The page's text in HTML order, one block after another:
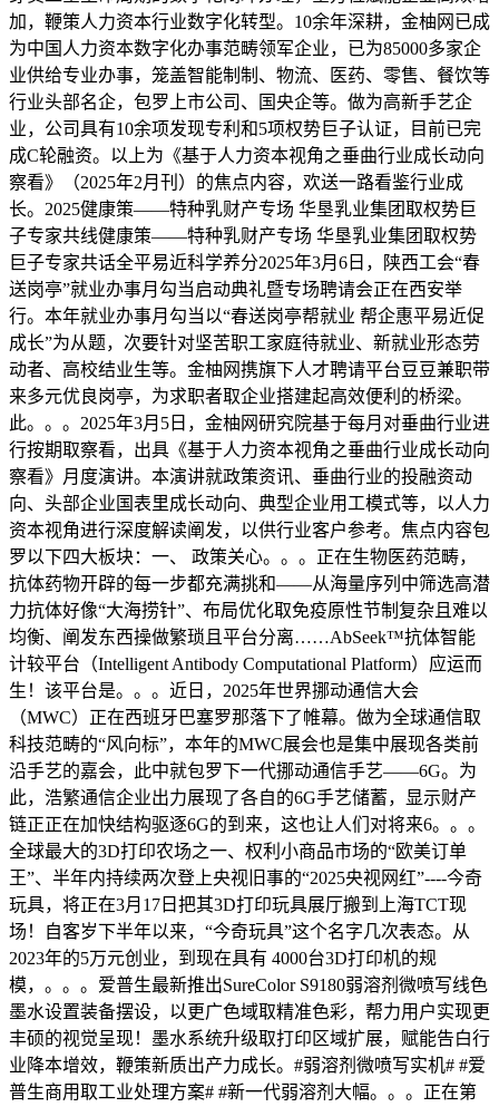
加，鞭策人力资本行业数字化转型。10余年深耕，金柚网已成
为中国人力资本数字化办事范畴领军企业，已为85000多家企
业供给专业办事，笼盖智能制制、物流、医药、零售、餐饮等
行业头部名企，包罗上市公司、国央企等。做为高新手艺企
业，公司具有10余项发现专利和5项权势巨子认证，目前已完
成C轮融资。以上为《基于人力资本视角之垂曲行业成长动向
察看》（2025年2月刊）的焦点内容，欢送一路看鉴行业成
长。2025健康策——特种乳财产专场 华垦乳业集团取权势巨
子专家共线健康策——特种乳财产专场 华垦乳业集团取权势
巨子专家共话全平易近科学养分2025年3月6日，陕西工会“春
送岗亭”就业办事月勾当启动典礼暨专场聘请会正在西安举
行。本年就业办事月勾当以“春送岗亭帮就业 帮企惠平易近促
成长”为从题，次要针对坚苦职工家庭待就业、新就业形态劳
动者、高校结业生等。金柚网携旗下人才聘请平台豆豆兼职带
来多元优良岗亭，为求职者取企业搭建起高效便利的桥梁。
此。。。2025年3月5日，金柚网研究院基于每月对垂曲行业进
行按期取察看，出具《基于人力资本视角之垂曲行业成长动向
察看》月度演讲。本演讲就政策资讯、垂曲行业的投融资动
向、头部企业国表里成长动向、典型企业用工模式等，以人力
资本视角进行深度解读阐发，以供行业客户参考。焦点内容包
罗以下四大板块：一、 政策关心。。。正在生物医药范畴，
抗体药物开辟的每一步都充满挑和——从海量序列中筛选高潜
力抗体好像“大海捞针”、布局优化取免疫原性节制复杂且难以
均衡、阐发东西操做繁琐且平台分离……AbSeek™抗体智能
计较平台（Intelligent Antibody Computational Platform）应运而
生！该平台是。。。近日，2025年世界挪动通信大会
（MWC）正在西班牙巴塞罗那落下了帷幕。做为全球通信取
科技范畴的“风向标”，本年的MWC展会也是集中展现各类前
沿手艺的嘉会，此中就包罗下一代挪动通信手艺——6G。为
此，浩繁通信企业出力展现了各自的6G手艺储蓄，显示财产
链正正在加快结构驱逐6G的到来，这也让人们对将来6。。。
全球最大的3D打印农场之一、权利小商品市场的“欧美订单
王”、半年内持续两次登上央视旧事的“2025央视网红”----今奇
玩具，将正在3月17日把其3D打印玩具展厅搬到上海TCT现
场！自客岁下半年以来，“今奇玩具”这个名字几次表态。从
2023年的5万元创业，到现在具有 4000台3D打印机的规
模，。。。爱普生最新推出SureColor S9180弱溶剂微喷写线色
墨水设置装备摆设，以更广色域取精准色彩，帮力用户实现更
丰硕的视觉呈现！墨水系统升级取打印区域扩展，赋能告白行
业降本增效，鞭策新质出产力成长。#弱溶剂微喷写实机# #爱
普生商用取工业处理方案# #新一代弱溶剂大幅。。。正在第